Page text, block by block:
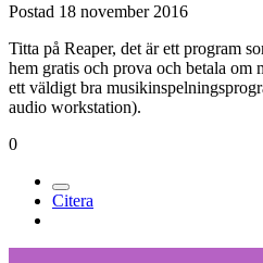
Postad 18 november 2016
Titta på Reaper, det är ett program
hem gratis och prova och betala om
ett väldigt bra
audio workstation).
0
Citera